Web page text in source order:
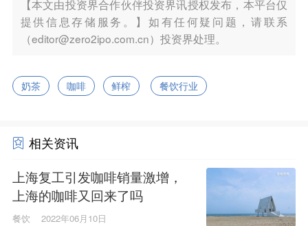
【本文由投资界合作伙伴投资界讯授权发布，本平台仅
提供信息存储服务。】如有任何疑问题，请联系
（editor@zero2ipo.com.cn）投资界处理。
奶茶 咖啡 鲜榨 餐饮行业
相关资讯
上海复工引发咖啡销量激增，
上海的咖啡又回来了吗
餐饮 2022年06月10日